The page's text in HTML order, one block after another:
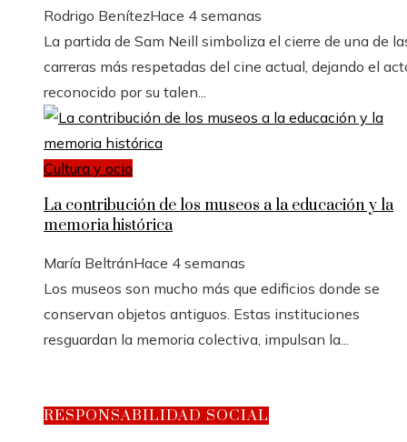
Rodrigo BenítezHace 4 semanas
La partida de Sam Neill simboliza el cierre de una de
carreras más respetadas del cine actual, dejando el
reconocido por su talen...
Cultura y ocio
La contribución de los museos a la educación y la
memoria histórica
María BeltránHace 4 semanas
Los museos son mucho más que edificios donde se
conservan objetos antiguos. Estas instituciones
resguardan la memoria colectiva, impulsan la...
RESPONSABILIDAD SOCIAL